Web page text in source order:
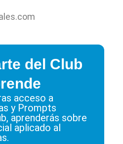
del Club
acceso a
y Prompts
aprenderás sobre
aplicado al